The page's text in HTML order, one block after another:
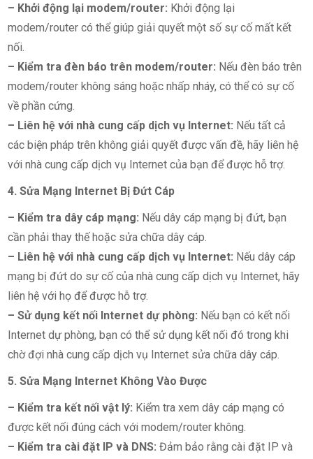
– Khởi động lại modem/router: Khởi động lại
modem/router có thể giúp giải quyết một số sự cố mất kết
nối.
– Kiểm tra đèn báo trên modem/router: Nếu đèn báo trên
modem/router không sáng hoặc nhấp nháy, có thể có sự cố
về phần cứng.
– Liên hệ với nhà cung cấp dịch vụ Internet: Nếu tất cả
các biện pháp trên không giải quyết được vấn đề, hãy liên hệ
với nhà cung cấp dịch vụ Internet của bạn để được hỗ trợ.
4. Sửa Mạng Internet Bị Đứt Cáp
– Kiểm tra dây cáp mạng: Nếu dây cáp mạng bị đứt, bạn
cần phải thay thế hoặc sửa chữa dây cáp.
– Liên hệ với nhà cung cấp dịch vụ Internet: Nếu dây cáp
mạng bị đứt do sự cố của nhà cung cấp dịch vụ Internet, hãy
liên hệ với họ để được hỗ trợ.
– Sử dụng kết nối Internet dự phòng: Nếu bạn có kết nối
Internet dự phòng, bạn có thể sử dụng kết nối đó trong khi
chờ đợi nhà cung cấp dịch vụ Internet sửa chữa dây cáp.
5. Sửa Mạng Internet Không Vào Được
– Kiểm tra kết nối vật lý: Kiểm tra xem dây cáp mạng có
được kết nối đúng cách với modem/router không.
– Kiểm tra cài đặt IP và DNS: Đảm bảo rằng cài đặt IP và